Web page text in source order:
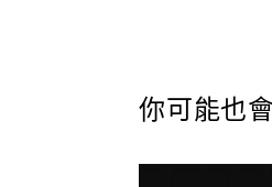
你可能也